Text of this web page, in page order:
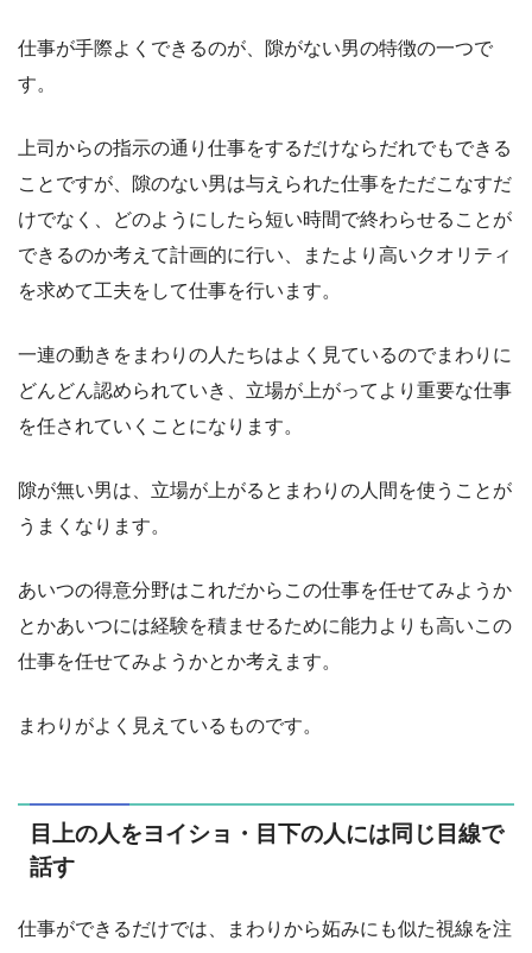
仕事が手際よくできるのが、隙がない男の特徴の一つで
す。
上司からの指示の通り仕事をするだけならだれでもできる
ことですが、隙のない男は与えられた仕事をただこなすだ
けでなく、どのようにしたら短い時間で終わらせることが
できるのか考えて計画的に行い、またより高いクオリティ
を求めて工夫をして仕事を行います。
一連の動きをまわりの人たちはよく見ているのでまわりに
どんどん認められていき、立場が上がってより重要な仕事
を任されていくことになります。
隙が無い男は、立場が上がるとまわりの人間を使うことが
うまくなります。
あいつの得意分野はこれだからこの仕事を任せてみようか
とかあいつには経験を積ませるために能力よりも高いこの
仕事を任せてみようかとか考えます。
まわりがよく見えているものです。
目上の人をヨイショ・目下の人には同じ目線で
話す
仕事ができるだけでは、まわりから妬みにも似た視線を注